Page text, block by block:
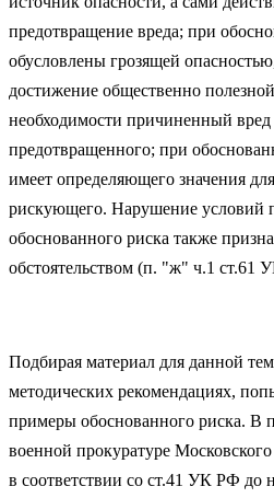
предотвращение вреда; при
обусловлены грозящей
достижение общественно
необходимо­сти причиненный
предотвращенного; при
имеет определяющего значе­ния
рискующего. Нарушение условий
обоснованного риска также
обстоятельст­вом (п. "ж" ч.1 ст.61
Подбирая материал для данной
методических рекомендациях,
примеры обоснованного риска. В
военной прокуратуре
в соответствии со ст.41 УК РФ до